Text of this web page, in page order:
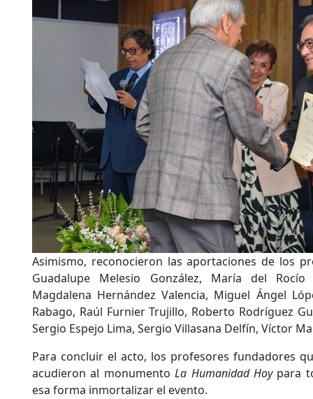
Asimismo, reconocieron las aportaciones de los
Guadalupe Melesio González, María del Rocío
Magdalena Hernández Valencia, Miguel Ángel
Rabago, Raúl Furnier Trujillo, Roberto Rodríguez
Sergio Espejo Lima, Sergio Villasana Delfín, Víctor
Para concluir el acto, los profesores fundadores
acudieron al monumentoLa Humanidad Hoypara
esa forma inmortalizar el evento.